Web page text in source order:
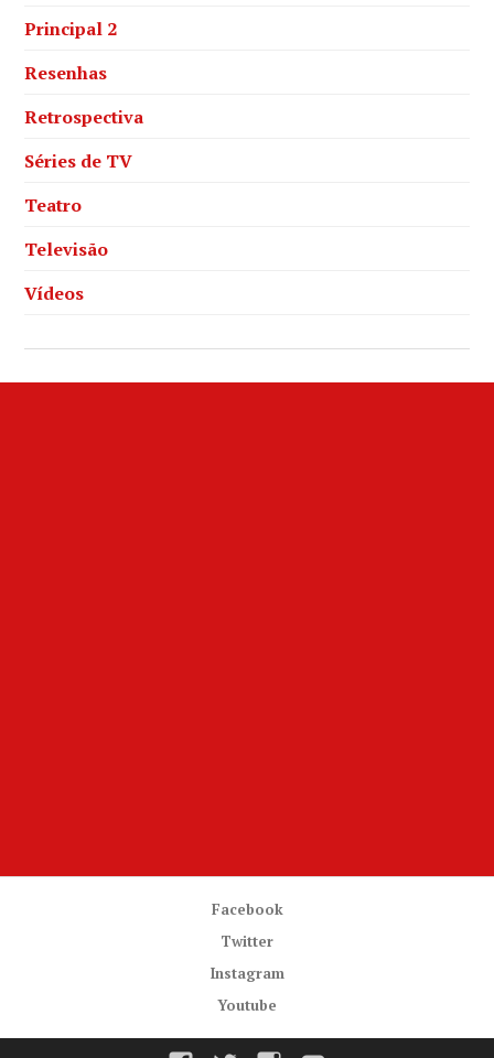
Principal 2
Resenhas
Retrospectiva
Séries de TV
Teatro
Televisão
Vídeos
Facebook
Twitter
Instagram
Youtube